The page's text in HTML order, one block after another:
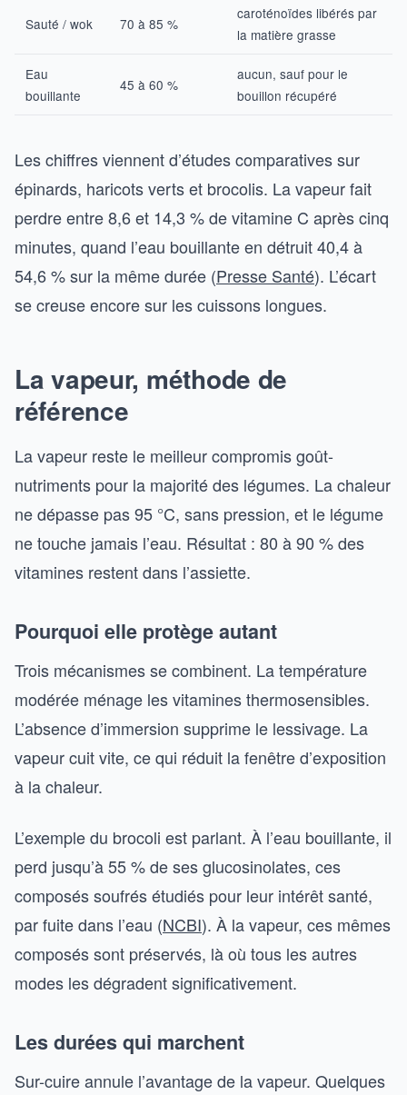
Sauté / wok 70 à 85 %
caroténoïdes libérés par
la matière grasse
Eau
bouillante
45 à 60 %
aucun, sauf pour le
bouillon récupéré
Les chiffres viennent d’études comparatives sur
épinards, haricots verts et brocolis. La vapeur fait
perdre entre 8,6 et 14,3 % de vitamine C après cinq
minutes, quand l’eau bouillante en détruit 40,4 à
54,6 % sur la même durée (Presse Santé). L’écart
se creuse encore sur les cuissons longues.
La vapeur, méthode de
référence
La vapeur reste le meilleur compromis goût-
nutriments pour la majorité des légumes. La chaleur
ne dépasse pas 95 °C, sans pression, et le légume
ne touche jamais l’eau. Résultat : 80 à 90 % des
vitamines restent dans l’assiette.
Pourquoi elle protège autant
Trois mécanismes se combinent. La température
modérée ménage les vitamines thermosensibles.
L’absence d’immersion supprime le lessivage. La
vapeur cuit vite, ce qui réduit la fenêtre d’exposition
à la chaleur.
L’exemple du brocoli est parlant. À l’eau bouillante, il
perd jusqu’à 55 % de ses glucosinolates, ces
composés soufrés étudiés pour leur intérêt santé,
par fuite dans l’eau (NCBI). À la vapeur, ces mêmes
composés sont préservés, là où tous les autres
modes les dégradent significativement.
Les durées qui marchent
Sur-cuire annule l’avantage de la vapeur. Quelques